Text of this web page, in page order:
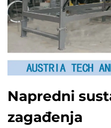
Napredni
zagađenja